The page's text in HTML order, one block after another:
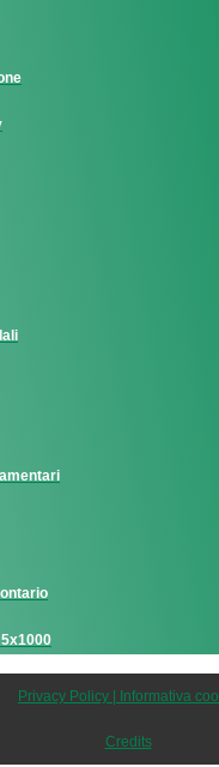
Privacy Policy | Informativa
Credits